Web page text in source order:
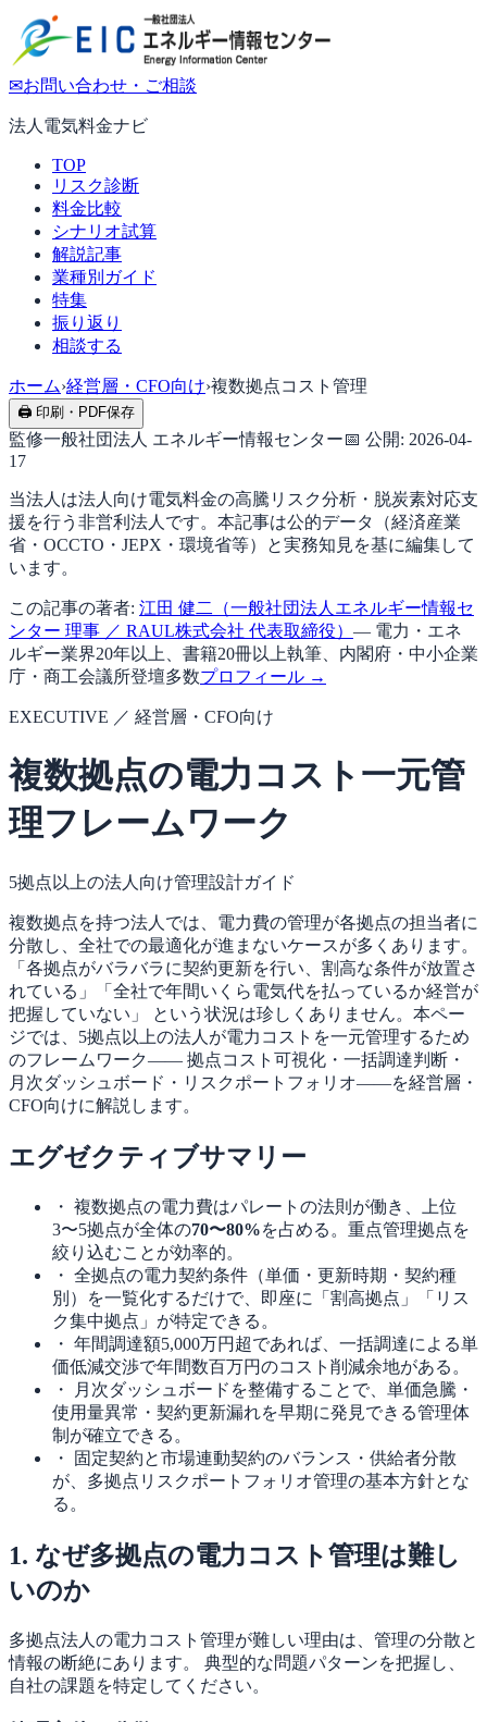
✉お問い合わせ・ご相談
法人電気料金ナビ
TOP
リスク診断
料金比較
シナリオ試算
解説記事
業種別ガイド
特集
振り返り
相談する
ホーム›経営層・CFO向け›複数拠点コスト管理
🖨 印刷・PDF保存
監修一般社団法人 エネルギー情報センター📅 公開: 2026-04-
17
当法人は法人向け電気料金の高騰リスク分析・脱炭素対応支
援を行う非営利法人です。本記事は公的データ（経済産業
省・OCCTO・JEPX・環境省等）と実務知見を基に編集して
います。
この記事の著者: 江田 健二（一般社団法人エネルギー情報セ
ンター 理事 ／ RAUL株式会社 代表取締役） — 電力・エネ
ルギー業界20年以上、書籍20冊以上執筆、内閣府・中小企業
庁・商工会議所登壇多数プロフィール →
EXECUTIVE ／ 経営層・CFO向け
複数拠点の電力コスト一元管
理フレームワーク
5拠点以上の法人向け管理設計ガイド
複数拠点を持つ法人では、電力費の管理が各拠点の担当者に
分散し、全社での最適化が進まないケースが多くあります。
「各拠点がバラバラに契約更新を行い、割高な条件が放置さ
れている」「全社で年間いくら電気代を払っているか経営が
把握していない」 という状況は珍しくありません。本ペー
ジでは、5拠点以上の法人が電力コストを一元管理するため
のフレームワーク—— 拠点コスト可視化・一括調達判断・
月次ダッシュボード・リスクポートフォリオ——を経営層・
CFO向けに解説します。
エグゼクティブサマリー
・ 複数拠点の電力費はパレートの法則が働き、上位
3〜5拠点が全体の70〜80%を占める。重点管理拠点を
絞り込むことが効率的。
・ 全拠点の電力契約条件（単価・更新時期・契約種
別）を一覧化するだけで、即座に「割高拠点」「リス
ク集中拠点」が特定できる。
・ 年間調達額5,000万円超であれば、一括調達による単
価低減交渉で年間数百万円のコスト削減余地がある。
・ 月次ダッシュボードを整備することで、単価急騰・
使用量異常・契約更新漏れを早期に発見できる管理体
制が確立できる。
・ 固定契約と市場連動契約のバランス・供給者分散
が、多拠点リスクポートフォリオ管理の基本方針とな
る。
1. なぜ多拠点の電力コスト管理は難し
いのか
多拠点法人の電力コスト管理が難しい理由は、管理の分散と
情報の断絶にあります。 典型的な問題パターンを把握し、
自社の課題を特定してください。